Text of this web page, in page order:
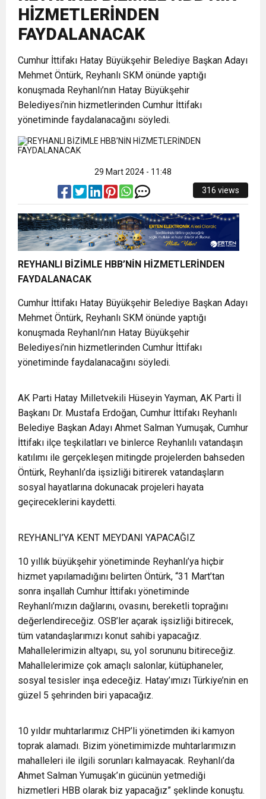
HİZMETLERİNDEN
FAYDALANACAK
Cumhur İttifakı Hatay Büyükşehir Belediye Başkan Adayı
Mehmet Öntürk, Reyhanlı SKM önünde yaptığı
konuşmada Reyhanlı’nın Hatay Büyükşehir
Belediyesi’nin hizmetlerinden Cumhur İttifakı
yönetiminde faydalanacağını söyledi.
29 Mart 2024 - 11:48
316 views
REYHANLI BİZİMLE HBB’NİN HİZMETLERİNDEN
FAYDALANACAK
Cumhur İttifakı Hatay Büyükşehir Belediye Başkan Adayı
Mehmet Öntürk, Reyhanlı SKM önünde yaptığı
konuşmada Reyhanlı’nın Hatay Büyükşehir
Belediyesi’nin hizmetlerinden Cumhur İttifakı
yönetiminde faydalanacağını söyledi.
AK Parti Hatay Milletvekili Hüseyin Yayman, AK Parti İl
Başkanı Dr. Mustafa Erdoğan, Cumhur İttifakı Reyhanlı
Belediye Başkan Adayı Ahmet Salman Yumuşak, Cumhur
İttifakı ilçe teşkilatları ve binlerce Reyhanlılı vatandaşın
katılımı ile gerçekleşen mitingde projelerden bahseden
Öntürk, Reyhanlı’da işsizliği bitirerek vatandaşların
sosyal hayatlarına dokunacak projeleri hayata
geçireceklerini kaydetti.
REYHANLI’YA KENT MEYDANI YAPACAĞIZ
10 yıllık büyükşehir yönetiminde Reyhanlı’ya hiçbir
hizmet yapılamadığını belirten Öntürk, “31 Mart’tan
sonra inşallah Cumhur İttifakı yönetiminde
Reyhanlı’mızın dağlarını, ovasını, bereketli toprağını
değerlendireceğiz. OSB’ler açarak işsizliği bitirecek,
tüm vatandaşlarımızı konut sahibi yapacağız.
Mahallelerimizin altyapı, su, yol sorununu bitireceğiz.
Mahallelerimize çok amaçlı salonlar, kütüphaneler,
sosyal tesisler inşa edeceğiz. Hatay’ımızı Türkiye’nin en
güzel 5 şehrinden biri yapacağız.
10 yıldır muhtarlarımız CHP’li yönetimden iki kamyon
toprak alamadı. Bizim yönetimimizde muhtarlarımızın
mahalleleri ile ilgili sorunları kalmayacak. Reyhanlı’da
Ahmet Salman Yumuşak’ın gücünün yetmediği
hizmetleri HBB olarak biz yapacağız” şeklinde konuştu.